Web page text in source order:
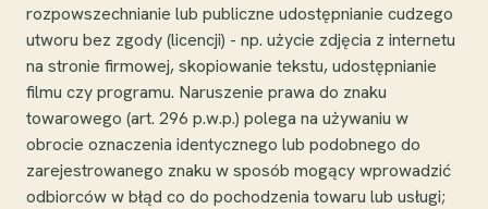
rozpowszechnianie lub publiczne udostępnianie cudzego
utworu bez zgody (licencji) - np. użycie zdjęcia z internetu
na stronie firmowej, skopiowanie tekstu, udostępnianie
filmu czy programu. Naruszenie prawa do znaku
towarowego (art. 296 p.w.p.) polega na używaniu w
obrocie oznaczenia identycznego lub podobnego do
zarejestrowanego znaku w sposób mogący wprowadzić
odbiorców w błąd co do pochodzenia towaru lub usługi;